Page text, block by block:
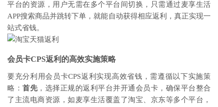
平台的资源，用户无需在多个平台间切换，只需通过麦享生活
APP搜索商品并跳转下单，就能自动获得相应返利，真正实现一
站式省钱。
会员卡CPS返利的高效实施策略
要充分利用会员卡CPS返利实现高效省钱，需遵循以下实施策
略： 首先，选择正规的返利平台并开通会员卡，确保平台整合
了主流电商资源，如麦享生活覆盖了淘宝、京东等多个平台，